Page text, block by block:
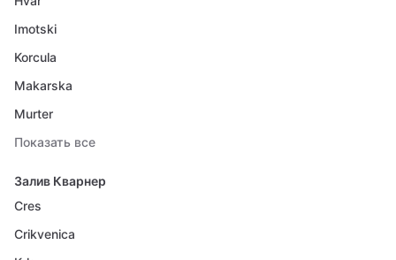
Imotski
Korcula
Makarska
Murter
Показать все
Залив Кварнер
Cres
Crikvenica